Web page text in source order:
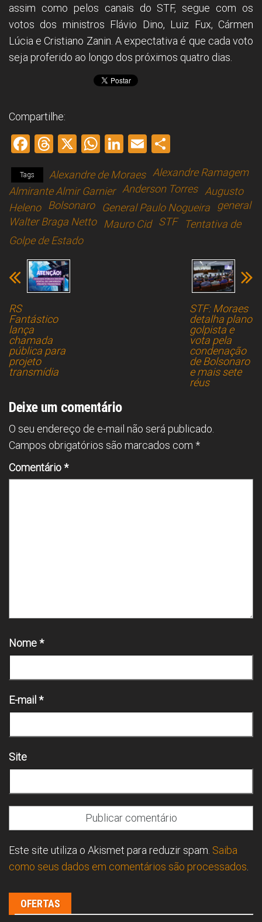
assim como pelos canais do STF, segue com os
votos dos ministros Flávio Dino, Luiz Fux, Cármen
Lúcia e Cristiano Zanin. A expectativa é que cada voto
seja proferido ao longo dos próximos quatro dias.
Compartilhe:
F
a
ce
b
o
ok
T
e
a
d
s
X
W
at
s
A
Li
e
dI
n
E
m
ai
l
ar
e
Tags Alexandre de Moraes
Alexandre Ramagem
Almirante Almir Garnier
Anderson Torres
Augusto
Heleno
Bolsonaro General Paulo Nogueira
general
Walter Braga Netto
Mauro Cid STF
Tentativa de
Golpe de Estado
RS
Fantástico
lança
chamada
pública para
projeto
transmídia
STF: Moraes
detalha plano
golpista e
vota pela
condenação
de Bolsonaro
e mais sete
réus
Deixe um comentário
O seu endereço de e-mail não será publicado.
Campos obrigatórios são marcados com *
Comentário*
Nome*
E-mail *
Site
Este site utiliza o Akismet para reduzir spam. Saiba
como seus dados em comentários são processados
OFERTAS